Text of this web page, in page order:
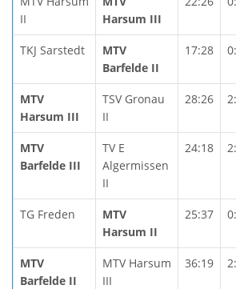
II
Harsum III
TKJ Sarstedt
MTV
Barfelde II
17:28
MTV
Harsum III
TSV Gronau
II
28:26
MTV
Barfelde III
TV E
Algermissen
II
24:18
TG Freden
MTV
Harsum II
25:37
MTV
Barfelde II
MTV Harsum
III
36:19